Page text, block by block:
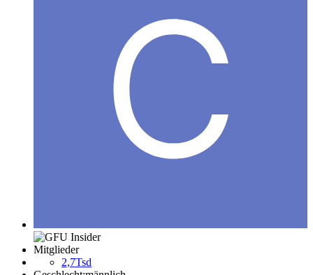
Mitglieder
2,7Tsd